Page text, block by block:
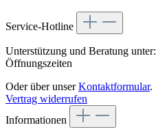
Service-Hotline
Unterstützung und Beratung unter:
Öffnungszeiten
Oder über unserKontaktformular.
Vertrag widerrufen
Informationen